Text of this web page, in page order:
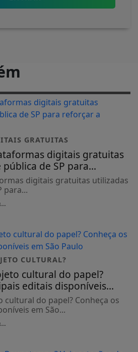
GRATUITAS
digitais gratuitas
de SP para...
digitais gratuitas utilizadas
para...
CULTURAL?
cultural do papel?
editais disponíveis...
do papel? Conheça os
em São...